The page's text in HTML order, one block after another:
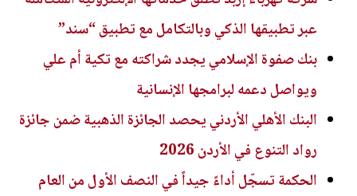
عبر تطبيقها الذكي وبالتكامل مع تطبيق “سند”
بنك صفوة الإسلامي يجدد شراكته مع تكية أم علي
ويواصل دعمه لبرامجها الإنسانية
البنك الأهلي الأردني يحصد الجائزة الذهبية ضمن جائزة
رواد التنوع في الأردن 2026
الحكمة تسجّل أداءً جيداً في النصف الأول من العام